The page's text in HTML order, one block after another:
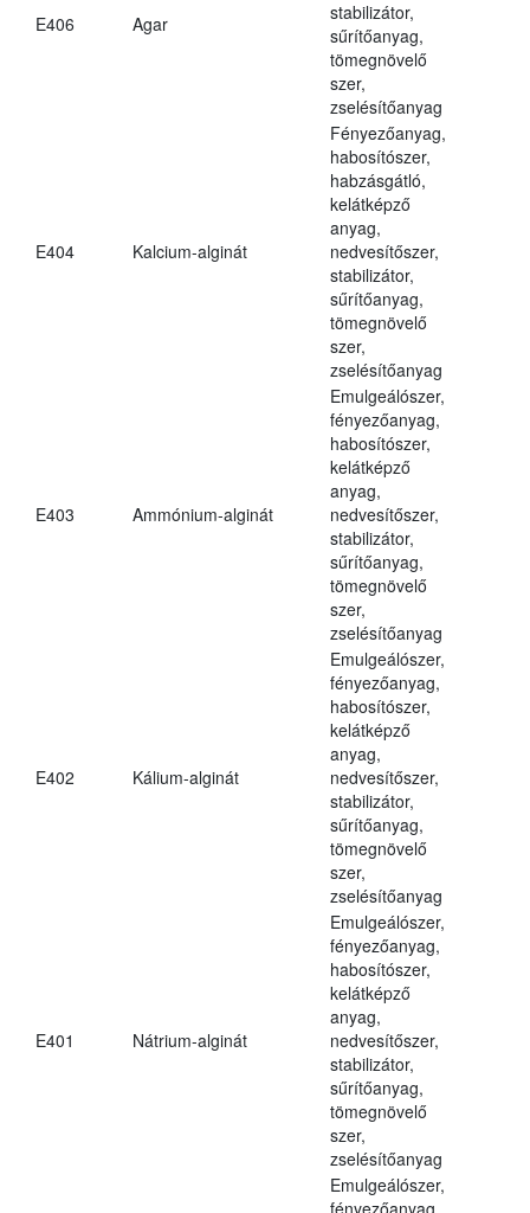
E406 Agar
stabilizátor,
sűrítőanyag,
tömegnövelő
szer,
zselésítőanyag
E404 Kalcium-alginát
Fényezőanyag,
habosítószer,
habzásgátló,
kelátképző
anyag,
nedvesítőszer,
stabilizátor,
sűrítőanyag,
tömegnövelő
szer,
zselésítőanyag
E403 Ammónium-alginát
Emulgeálószer,
fényezőanyag,
habosítószer,
kelátképző
anyag,
nedvesítőszer,
stabilizátor,
sűrítőanyag,
tömegnövelő
szer,
zselésítőanyag
E402 Kálium-alginát
Emulgeálószer,
fényezőanyag,
habosítószer,
kelátképző
anyag,
nedvesítőszer,
stabilizátor,
sűrítőanyag,
tömegnövelő
szer,
zselésítőanyag
E401 Nátrium-alginát
Emulgeálószer,
fényezőanyag,
habosítószer,
kelátképző
anyag,
nedvesítőszer,
stabilizátor,
sűrítőanyag,
tömegnövelő
szer,
zselésítőanyag
Emulgeálószer,
fényezőanyag,